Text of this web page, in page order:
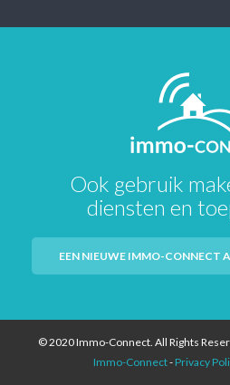
Ook gebruik
diensten en
EEN NIEUWE IMMO-CONNECT
© 2020 Immo-Connect. All Rights
Immo-Connect- Privacy